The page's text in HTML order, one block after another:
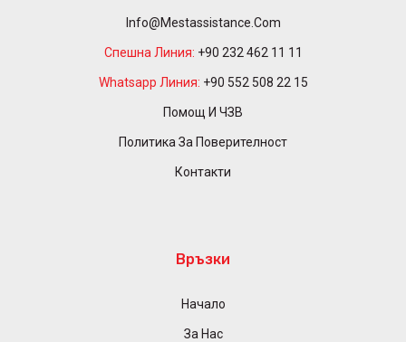
Info@mestassistance.com
Спешна Линия: +90 232 462 11 11
Whatsapp Линия: +90 552 508 22 15
Помощ И ЧЗВ
Политика За Поверителност
Контакти
Връзки
Начало
За Нас